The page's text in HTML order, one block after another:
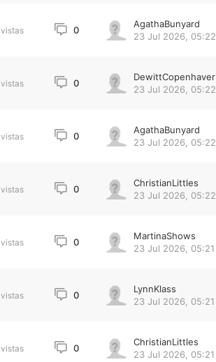
vistas 0
AgathaBunyard
23 Jul 2026, 05:22
vistas 0
DewittCopenhaver
23 Jul 2026, 05:22
vistas 0
AgathaBunyard
23 Jul 2026, 05:22
vistas 0
ChristianLittles
23 Jul 2026, 05:22
vistas 0
MartinaShows
23 Jul 2026, 05:21
vistas 0
LynnKlass
23 Jul 2026, 05:21
vistas 0
ChristianLittles
23 Jul 2026, 05:21